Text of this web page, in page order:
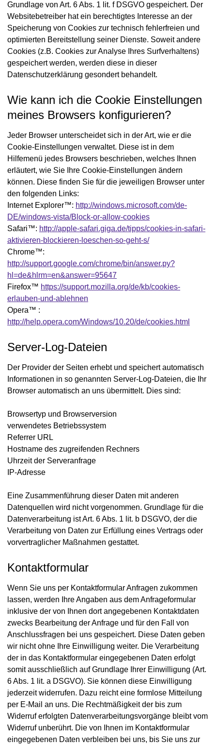
Grundlage von Art. 6 Abs. 1 lit. f DSGVO gespeichert. Der
Websitebetreiber hat ein berechtigtes Interesse an der
Speicherung von Cookies zur technisch fehlerfreien und
optimierten Bereitstellung seiner Dienste. Soweit andere
Cookies (z.B. Cookies zur Analyse Ihres Surfverhaltens)
gespeichert werden, werden diese in dieser
Datenschutzerklärung gesondert behandelt.
Wie kann ich die Cookie Einstellungen
meines Browsers konfigurieren?
Jeder Browser unterscheidet sich in der Art, wie er die
Cookie-Einstellungen verwaltet. Diese ist in dem
Hilfemenü jedes Browsers beschrieben, welches Ihnen
erläutert, wie Sie Ihre Cookie-Einstellungen ändern
können. Diese finden Sie für die jeweiligen Browser unter
den folgenden Links:
Internet Explorer™: http://windows.microsoft.com/de-
DE/windows-vista/Block-or-allow-cookies
Safari™: http://apple-safari.giga.de/tipps/cookies-in-safari-
aktivieren-blockieren-loeschen-so-geht-s/
Chrome™:
http://support.google.com/chrome/bin/answer.py?
hl=de&hlrm=en&answer=95647
Firefox™ https://support.mozilla.org/de/kb/cookies-
erlauben-und-ablehnen
Opera™ :
http://help.opera.com/Windows/10.20/de/cookies.html
Server-Log-Dateien
Der Provider der Seiten erhebt und speichert automatisch
Informationen in so genannten Server-Log-Dateien, die Ihr
Browser automatisch an uns übermittelt. Dies sind:
Browsertyp und Browserversion
verwendetes Betriebssystem
Referrer URL
Hostname des zugreifenden Rechners
Uhrzeit der Serveranfrage
IP-Adresse
Eine Zusammenführung dieser Daten mit anderen
Datenquellen wird nicht vorgenommen. Grundlage für die
Datenverarbeitung ist Art. 6 Abs. 1 lit. b DSGVO, der die
Verarbeitung von Daten zur Erfüllung eines Vertrags oder
vorvertraglicher Maßnahmen gestattet.
Kontaktformular
Wenn Sie uns per Kontaktformular Anfragen zukommen
lassen, werden Ihre Angaben aus dem Anfrageformular
inklusive der von Ihnen dort angegebenen Kontaktdaten
zwecks Bearbeitung der Anfrage und für den Fall von
Anschlussfragen bei uns gespeichert. Diese Daten geben
wir nicht ohne Ihre Einwilligung weiter. Die Verarbeitung
der in das Kontaktformular eingegebenen Daten erfolgt
somit ausschließlich auf Grundlage Ihrer Einwilligung (Art.
6 Abs. 1 lit. a DSGVO). Sie können diese Einwilligung
jederzeit widerrufen. Dazu reicht eine formlose Mitteilung
per E-Mail an uns. Die Rechtmäßigkeit der bis zum
Widerruf erfolgten Datenverarbeitungsvorgänge bleibt vom
Widerruf unberührt. Die von Ihnen im Kontaktformular
eingegebenen Daten verbleiben bei uns, bis Sie uns zur